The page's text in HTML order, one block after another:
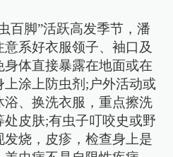
百脚”活跃高发季节，潘
系好衣服领子、袖口及
体直接暴露在地面或在
涂上防虫剂;户外活动或
、换洗衣服，重点擦洗
皮肤;有虫子叮咬史或野
烧，皮疹，检查身上是